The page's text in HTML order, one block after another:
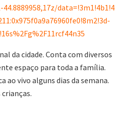
44.8889958,17z/data=!3m1!4b1!4
da cidade. Conta com diversos
espaço para toda a família.
ao vivo alguns dias da semana.